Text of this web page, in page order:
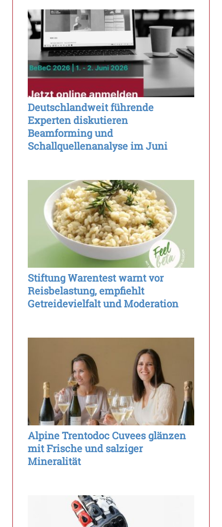
Deutschlandweit führende
Experten diskutieren
Beamforming und
Schallquellenanalyse im Juni
Stiftung Warentest warnt vor
Reisbelastung, empfiehlt
Getreidevielfalt und Moderation
Alpine Trentodoc Cuvees glänzen
mit Frische und salziger
Mineralität